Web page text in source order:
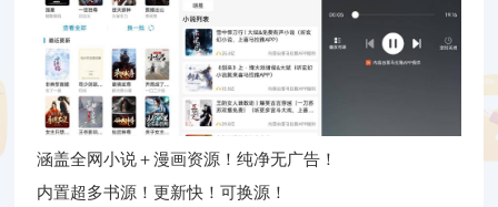
涵盖全网小说＋漫画资源！纯净无广告！
内置超多书源！更新快！可换源！